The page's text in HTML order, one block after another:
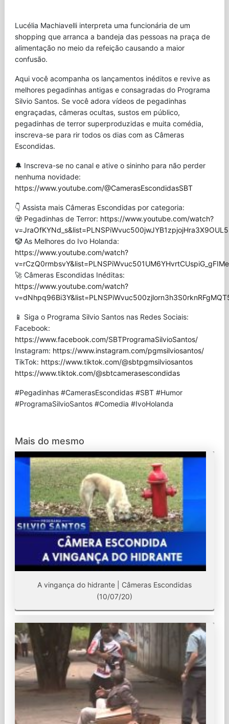
Lucélia Machiavelli interpreta uma funcionária de um
shopping que arranca a bandeja das pessoas na praça de
alimentação no meio da refeição causando a maior
confusão.
Aqui você acompanha os lançamentos inéditos e revive as
melhores pegadinhas antigas e consagradas do Programa
Silvio Santos. Se você adora vídeos de pegadinhas
engraçadas, câmeras ocultas, sustos em público,
pegadinhas de terror superproduzidas e muita comédia,
inscreva-se para rir todos os dias com as Câmeras
Escondidas.
🔔 Inscreva-se no canal e ative o sininho para não perder
nenhuma novidade:
https://www.youtube.com/@CamerasEscondidasSBT
👇 Assista mais Câmeras Escondidas por categoria:
🧟 Pegadinhas de Terror: https://www.youtube.com/watch?
v=JraOfKYNd_s&list=PLNSPiWvuc500jwJYB1zpjojHra3X9OUL5
🤡 As Melhores do Ivo Holanda:
https://www.youtube.com/watch?
🚀 Câmeras Escondidas Inéditas:
https://www.youtube.com/watch?
📱 Siga o Programa Silvio Santos nas Redes Sociais:
Facebook:
https://www.facebook.com/SBTProgramaSilvioSantos/
Instagram: https://www.instagram.com/pgmsilviosantos/
TikTok: https://www.tiktok.com/@sbtpgmsilviosantos
https://www.tiktok.com/@sbtcamerasescondidas
#Pegadinhas #CamerasEscondidas #SBT #Humor
#ProgramaSilvioSantos #Comedia #IvoHolanda
Mais do mesmo
A vingança do hidrante | Câmeras Escondidas
(10/07/20)